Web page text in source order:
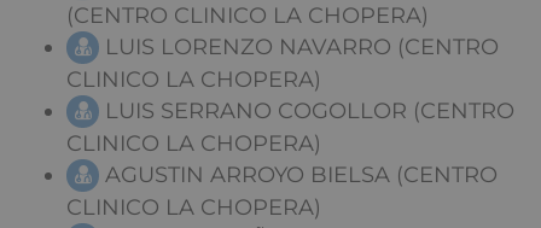
(CENTRO CLINICO LA CHOPERA)
LUIS LORENZO NAVARRO (CENTRO
CLINICO LA CHOPERA)
LUIS SERRANO COGOLLOR (CENTRO
CLINICO LA CHOPERA)
AGUSTIN ARROYO BIELSA (CENTRO
CLINICO LA CHOPERA)